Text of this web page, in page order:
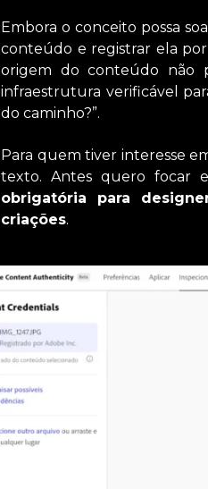
Embora o conceito possa
conteúdo e registrar ela
origem do conteúdo não
infraestrutura verificável
do caminho?”.
Para quem tiver interesse
texto. Antes quero focar
obrigatória para
criações.